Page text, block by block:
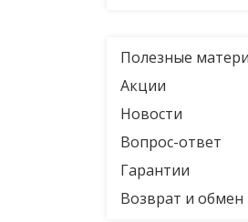
Полезные
Акции
Новости
Вопрос-ответ
Гарантии
Возврат и обмен